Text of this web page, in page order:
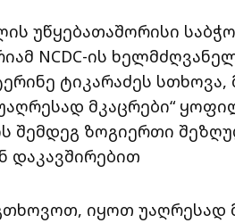
უწყებათაშორისი
NCDC-ის
ტიკარაძეს სთხოვა,
მკაცრები“
შემდეგ ზოგიერთი
დაკავშირებით
იყოთ უაღრესად